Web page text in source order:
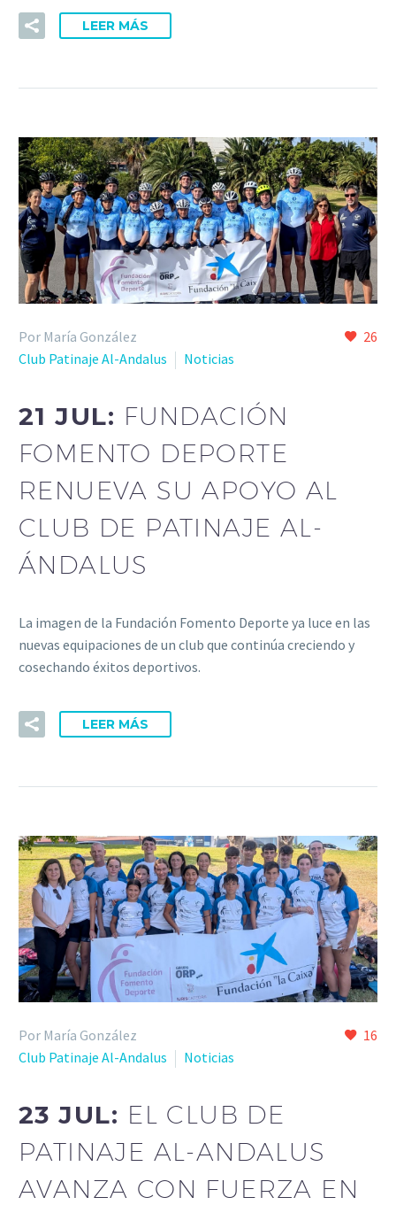
LEER MÁS
26
Por María González
Club Patinaje Al-Andalus
Noticias
21 JUL: FUNDACIÓN
FOMENTO DEPORTE
RENUEVA SU APOYO AL
CLUB DE PATINAJE AL-
ÁNDALUS
La imagen de la Fundación Fomento Deporte ya luce en las
nuevas equipaciones de un club que continúa creciendo y
cosechando éxitos deportivos.
LEER MÁS
16
Por María González
Club Patinaje Al-Andalus
Noticias
23 JUL: EL CLUB DE
PATINAJE AL-ANDALUS
AVANZA CON FUERZA EN